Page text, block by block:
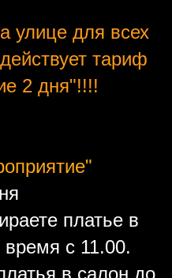
улице для всех
тариф
2 дня"!!!!
платье в
с 11.00.